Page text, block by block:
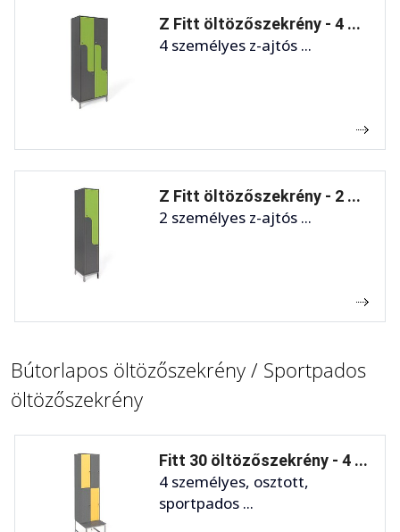
Z Fitt öltözőszekrény - 4 ...
4 személyes z-ajtós ...
Z Fitt öltözőszekrény - 2 ...
2 személyes z-ajtós ...
Bútorlapos öltözőszekrény / Sportpados
öltözőszekrény
Fitt 30 öltözőszekrény - 4 ...
4 személyes, osztott,
sportpados ...